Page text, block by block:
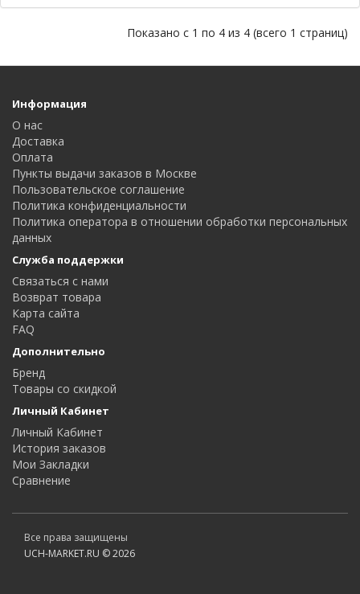
Показано с 1 по 4 из 4 (всего 1 страниц)
Информация
О нас
Доставка
Оплата
Пункты выдачи заказов в Москве
Пользовательское соглашение
Политика конфиденциальности
Политика оператора в отношении обработки персональных
данных
Служба поддержки
Связаться с нами
Возврат товара
Карта сайта
FAQ
Дополнительно
Бренд
Товары со скидкой
Личный Кабинет
Личный Кабинет
История заказов
Мои Закладки
Сравнение
Все права защищены
UCH-MARKET.RU © 2026